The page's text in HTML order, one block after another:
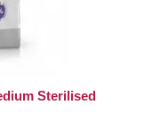
Sterilised